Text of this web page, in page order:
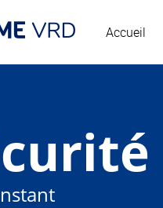
Accueil